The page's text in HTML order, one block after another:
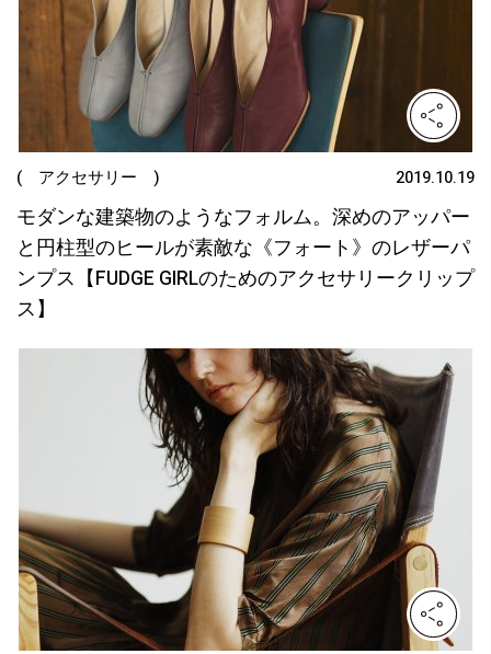
( アクセサリー ) 2019.10.19
モダンな建築物のようなフォルム。深めのアッパー
と円柱型のヒールが素敵な《フォート》のレザーパ
ンプス【FUDGE GIRLのためのアクセサリークリップ
ス】